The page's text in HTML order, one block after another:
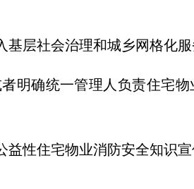
层社会治理和城乡网格化服
明确统一管理人负责住宅物
性住宅物业消防安全知识宣